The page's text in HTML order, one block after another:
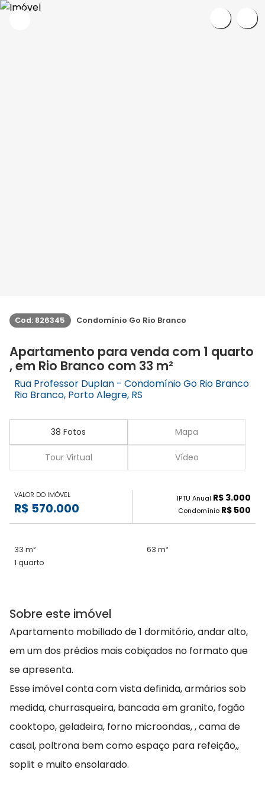
Cod: 826345 Condomínio Go Rio Branco
Apartamento para venda com 1 quarto
, em Rio Branco com 33 m²
Rua Professor Duplan - Condomínio Go Rio Branco
Rio Branco, Porto Alegre, RS
38 Fotos Mapa
Tour Virtual Vídeo
VALOR DO IMÓVEL
R$ 570.000
IPTU Anual R$ 3.000
Condomínio R$ 500
33 m²
63 m²
1 quarto
Sobre este imóvel
Apartamento mobilIado de 1 dormitório, andar alto,
em um dos prédios mais cobiçados no formato que
se apresenta.
Esse imóvel conta com vista definida, armários sob
medida, churrasqueira, bancada em granito, fogão
cooktopo, geladeira, forno microondas, , cama de
casal, poltrona bem como espaço para refeição,,
soplit e muito ensolarado.